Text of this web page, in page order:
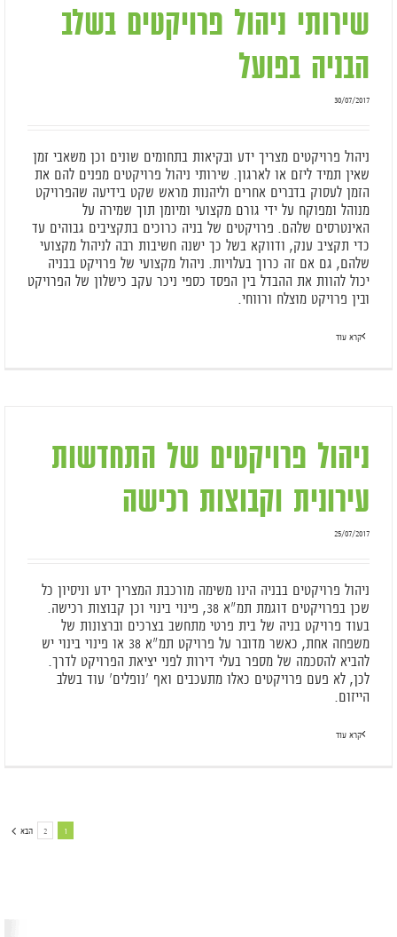
שירותי ניהול פרויקטים בשלב
הבניה בפועל
30/07/2017
ניהול פרויקטים מצריך ידע ובקיאות בתחומים שונים וכן משאבי זמן
שאין תמיד ליזם או לארגון. שירותי ניהול פרויקטים מפנים להם את
הזמן לעסוק בדברים אחרים וליהנות מראש שקט בידיעה שהפרויקט
מנוהל ומפוקח על ידי גורם מקצועי ומיומן תוך שמירה על
האינטרסים שלהם. פרויקטים של בניה כרוכים בתקציבים גבוהים עד
כדי תקציב ענק, ודווקא בשל כך ישנה חשיבות רבה לניהול מקצועי
שלהם, גם אם זה כרוך בעלויות. ניהול מקצועי של פרויקט בבניה
יכול להוות את ההבדל בין הפסד כספי ניכר עקב כישלון של הפרויקט
ובין פרויקט מוצלח ורווחי.
קרא עוד
ניהול פרויקטים של התחדשות
עירונית וקבוצות רכישה
25/07/2017
ניהול פרויקטים בבניה הינו משימה מורכבת המצריך ידע וניסיון כל
שכן בפרויקטים דוגמת תמ"א 38, פינוי בינוי וכן קבוצות רכישה.
בעוד פרויקט בניה של בית פרטי מתחשב בצרכים וברצונות של
משפחה אחת, כאשר מדובר על פרויקט תמ"א 38 או פינוי בינוי יש
להביא להסכמה של מספר בעלי דירות לפני יציאת הפרויקט לדרך.
לכן, לא פעם פרויקטים כאלו מתעכבים ואף 'נופלים' עוד בשלב
הייזום.
קרא עוד
1
2 הבא